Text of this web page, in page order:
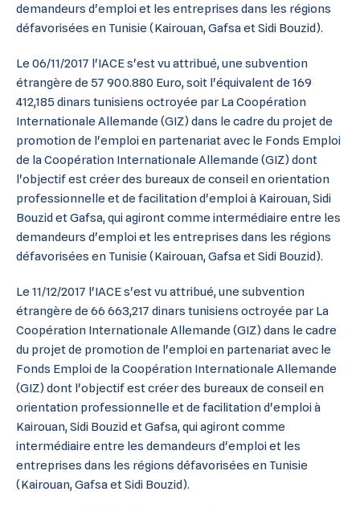
demandeurs d'emploi et les entreprises dans les régions
défavorisées en Tunisie (Kairouan, Gafsa et Sidi Bouzid).
Le 06/11/2017 l'IACE s'est vu attribué, une subvention
étrangère de 57 900.880 Euro, soit l'équivalent de 169
412,185 dinars tunisiens octroyée par La Coopération
Internationale Allemande (GIZ) dans le cadre du projet de
promotion de l'emploi en partenariat avec le Fonds Emploi
de la Coopération Internationale Allemande (GIZ) dont
l'objectif est créer des bureaux de conseil en orientation
professionnelle et de facilitation d'emploi à Kairouan, Sidi
Bouzid et Gafsa, qui agiront comme intermédiaire entre les
demandeurs d'emploi et les entreprises dans les régions
défavorisées en Tunisie (Kairouan, Gafsa et Sidi Bouzid).
Le 11/12/2017 l'IACE s'est vu attribué, une subvention
étrangère de 66 663,217 dinars tunisiens octroyée par La
Coopération Internationale Allemande (GIZ) dans le cadre
du projet de promotion de l'emploi en partenariat avec le
Fonds Emploi de la Coopération Internationale Allemande
(GIZ) dont l'objectif est créer des bureaux de conseil en
orientation professionnelle et de facilitation d'emploi à
Kairouan, Sidi Bouzid et Gafsa, qui agiront comme
intermédiaire entre les demandeurs d'emploi et les
entreprises dans les régions défavorisées en Tunisie
(Kairouan, Gafsa et Sidi Bouzid).